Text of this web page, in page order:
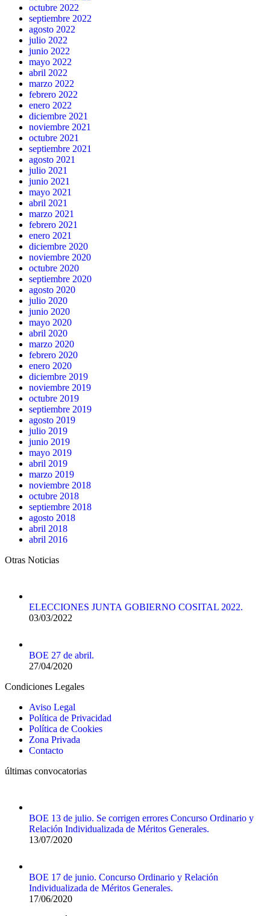
octubre 2022
septiembre 2022
agosto 2022
julio 2022
junio 2022
mayo 2022
abril 2022
marzo 2022
febrero 2022
enero 2022
diciembre 2021
noviembre 2021
octubre 2021
septiembre 2021
agosto 2021
julio 2021
junio 2021
mayo 2021
abril 2021
marzo 2021
febrero 2021
enero 2021
diciembre 2020
noviembre 2020
octubre 2020
septiembre 2020
agosto 2020
julio 2020
junio 2020
mayo 2020
abril 2020
marzo 2020
febrero 2020
enero 2020
diciembre 2019
noviembre 2019
octubre 2019
septiembre 2019
agosto 2019
julio 2019
junio 2019
mayo 2019
abril 2019
marzo 2019
noviembre 2018
octubre 2018
septiembre 2018
agosto 2018
abril 2018
abril 2016
Otras Noticias
ELECCIONES JUNTA GOBIERNO COSITAL 2022.
03/03/2022
BOE 27 de abril.
27/04/2020
Condiciones Legales
Aviso Legal
Política de Privacidad
Política de Cookies
Zona Privada
Contacto
últimas convocatorias
BOE 13 de julio. Se corrigen errores Concurso Ordinario y
Relación Individualizada de Méritos Generales.
13/07/2020
BOE 17 de junio. Concurso Ordinario y Relación
Individualizada de Méritos Generales.
17/06/2020